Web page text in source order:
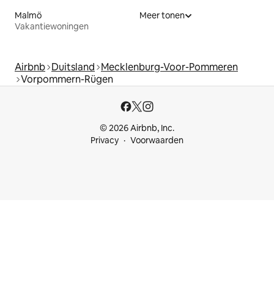
Malmö
Vakantiewoningen
Meer tonen
Airbnb Duitsland Mecklenburg-Voor-Pommeren
Vorpommern-Rügen
© 2026 Airbnb, Inc.
Privacy
Voorwaarden